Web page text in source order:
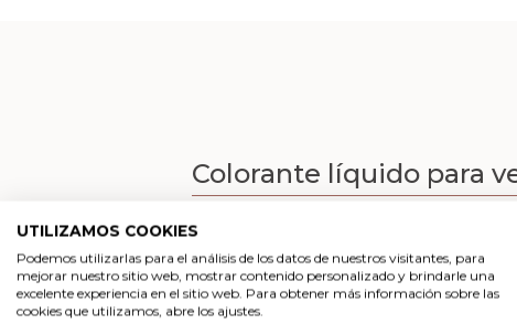
Colorante líquido para
Colorante para velas,
ya diluido y listo
en una amplia gama de tonalidades.
Estos colorantes se venden líquidos y
dejan grumos ni motas de color. Solo
Además, dan colores estables, muy
UTILIZAMOS COOKIES
Podemos utilizarlas para el análisis de los datos de nuestros visitantes, para
mejorar nuestro sitio web, mostrar contenido personalizado y brindarle una
excelente experiencia en el sitio web. Para obtener más información sobre las
cookies que utilizamos, abre los ajustes.